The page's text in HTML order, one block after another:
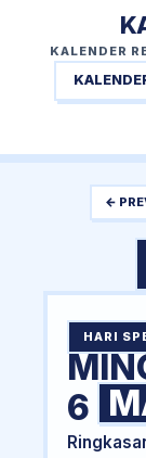
KALENDER
←
HARI
6